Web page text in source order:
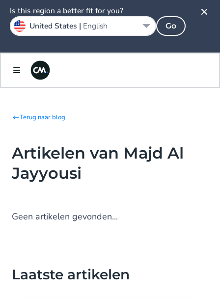
Terug naar blog
Artikelen van Majd Al
Jayyousi
Geen artikelen gevonden...
Laatste artikelen
Is this region a better fit for you?
United States | English Go